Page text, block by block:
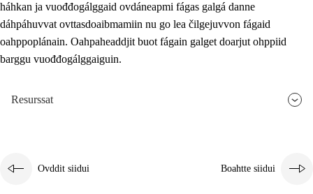
háhkan ja vuođđogálggaid ovdáneapmi fágas galgá danne
dáhpáhuvvat ovttasdoaibmamiin nu go lea čilgejuvvon fágaid
oahppoplánain. Oahpaheaddjit buot fágain galget doarjut ohppiid
barggu vuođđogálggaiguin.
Resurssat
Ovddit siidui Boahtte siidui